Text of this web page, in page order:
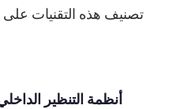
تصنيف هذه التقنيات
أنظمة التنظير